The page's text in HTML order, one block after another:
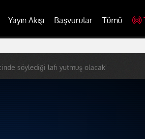
Yayın Akışı Başvurular Tümü
söylediği lafı yutmuş olacak"